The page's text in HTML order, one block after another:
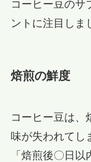
コーヒー豆のサ
ントに注目しま
焙煎の鮮度
コーヒー豆は、
味が失われてし
「焙煎後〇日